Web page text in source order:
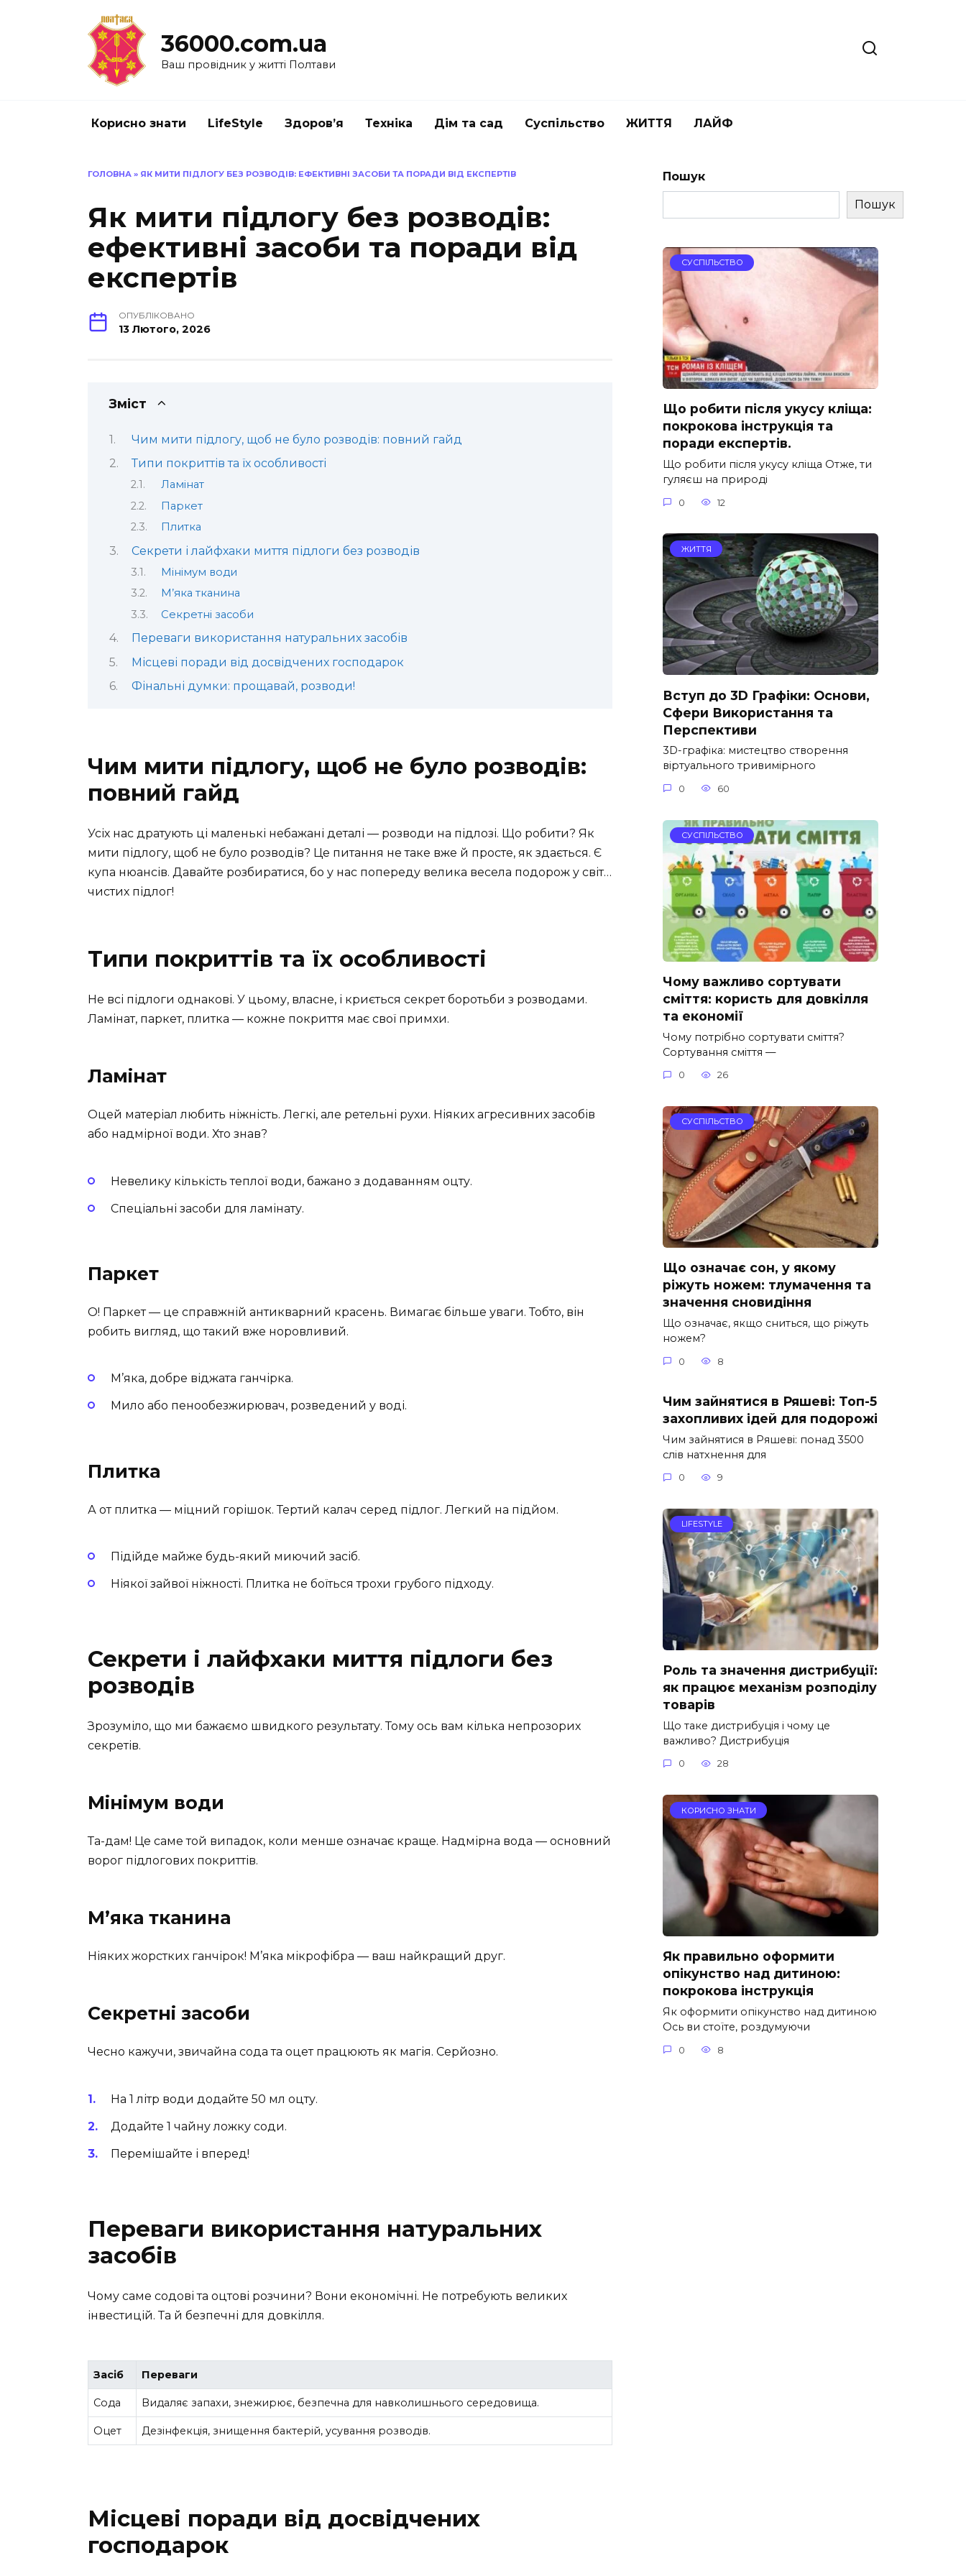
36000.com.ua
Ваш провідник у житті Полтави
Корисно знати LifeStyle Здоров’я Техніка Дім та сад Суспільство ЖИТТЯ ЛАЙФ
ГОЛОВНА » ЯК МИТИ ПІДЛОГУ БЕЗ РОЗВОДІВ: ЕФЕКТИВНІ ЗАСОБИ ТА ПОРАДИ ВІД ЕКСПЕРТІВ
Як мити підлогу без розводів:
ефективні засоби та поради від
експертів
ОПУБЛІКОВАНО
13 Лютого, 2026
Зміст
Чим мити підлогу, щоб не було розводів: повний гайд
Типи покриттів та їх особливості
Ламінат
Паркет
Плитка
Секрети і лайфхаки миття підлоги без розводів
Мінімум води
М’яка тканина
Секретні засоби
Переваги використання натуральних засобів
Місцеві поради від досвідчених господарок
Фінальні думки: прощавай, розводи!
Чим мити підлогу, щоб не було розводів:
повний гайд
Усіх нас дратують ці маленькі небажані деталі — розводи на підлозі. Що робити? Як
мити підлогу, щоб не було розводів? Це питання не таке вже й просте, як здається. Є
купа нюансів. Давайте розбиратися, бо у нас попереду велика весела подорож у світ…
чистих підлог!
Типи покриттів та їх особливості
Не всі підлоги однакові. У цьому, власне, і криється секрет боротьби з розводами.
Ламінат, паркет, плитка — кожне покриття має свої примхи.
Ламінат
Оцей матеріал любить ніжність. Легкі, але ретельні рухи. Ніяких агресивних засобів
або надмірної води. Хто знав?
Невелику кількість теплої води, бажано з додаванням оцту.
Спеціальні засоби для ламінату.
Паркет
О! Паркет — це справжній антикварний красень. Вимагає більше уваги. Тобто, він
робить вигляд, що такий вже норовливий.
М’яка, добре віджата ганчірка.
Мило або пенообезжирювач, розведений у воді.
Плитка
А от плитка — міцний горішок. Тертий калач серед підлог. Легкий на підйом.
Підійде майже будь-який миючий засіб.
Ніякої зайвої ніжності. Плитка не боїться трохи грубого підходу.
Секрети і лайфхаки миття підлоги без
розводів
Зрозуміло, що ми бажаємо швидкого результату. Тому ось вам кілька непрозорих
секретів.
Мінімум води
Та-дам! Це саме той випадок, коли менше означає краще. Надмірна вода — основний
ворог підлогових покриттів.
М’яка тканина
Ніяких жорстких ганчірок! М’яка мікрофібра — ваш найкращий друг.
Секретні засоби
Чесно кажучи, звичайна сода та оцет працюють як магія. Серйозно.
На 1 літр води додайте 50 мл оцту.
Додайте 1 чайну ложку соди.
Перемішайте і вперед!
Переваги використання натуральних
засобів
Чому саме содові та оцтові розчини? Вони економічні. Не потребують великих
інвестицій. Та й безпечні для довкілля.
Засіб Переваги
Сода Видаляє запахи, знежирює, безпечна для навколишнього середовища.
Оцет Дезінфекція, знищення бактерій, усування розводів.
Місцеві поради від досвідчених
господарок
Пошук
Пошук
СУСПІЛЬСТВО
Що робити після укусу кліща:
покрокова інструкція та
поради експертів.
Що робити після укусу кліща Отже, ти
гуляєш на природі
0 12
ЖИТТЯ
Вступ до 3D Графіки: Основи,
Сфери Використання та
Перспективи
3D-графіка: мистецтво створення
віртуального тривимірного
0 60
СУСПІЛЬСТВО
Чому важливо сортувати
сміття: користь для довкілля
та економії
Чому потрібно сортувати сміття?
Сортування сміття —
0 26
СУСПІЛЬСТВО
Що означає сон, у якому
ріжуть ножем: тлумачення та
значення сновидіння
Що означає, якщо сниться, що ріжуть
ножем?
0 8
Чим зайнятися в Ряшеві: Топ-5
захопливих ідей для подорожі
Чим зайнятися в Ряшеві: понад 3500
слів натхнення для
0 9
LIFESTYLE
Роль та значення дистрибуції:
як працює механізм розподілу
товарів
Що таке дистрибуція і чому це
важливо? Дистрибуція
0 28
КОРИСНО ЗНАТИ
Як правильно оформити
опікунство над дитиною:
покрокова інструкція
Як оформити опікунство над дитиною
Ось ви стоїте, роздумуючи
0 8